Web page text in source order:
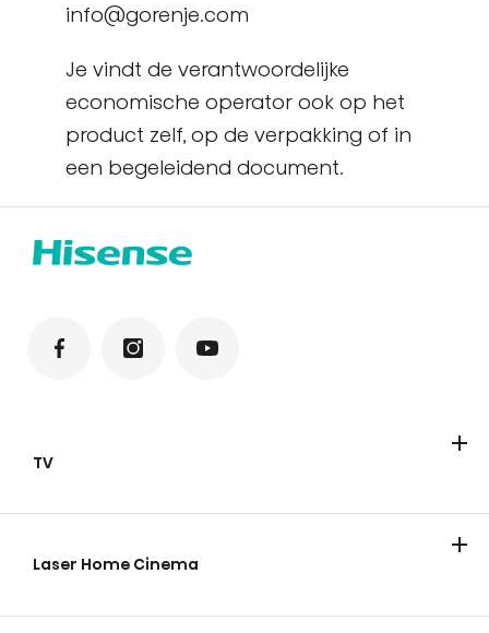
info@gorenje.com
Je vindt de verantwoordelijke
economische operator ook op het
product zelf, op de verpakking of in
een begeleidend document.
TV
Laser Home Cinema